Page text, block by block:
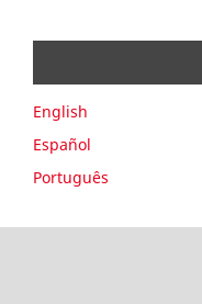
English
Español
Português